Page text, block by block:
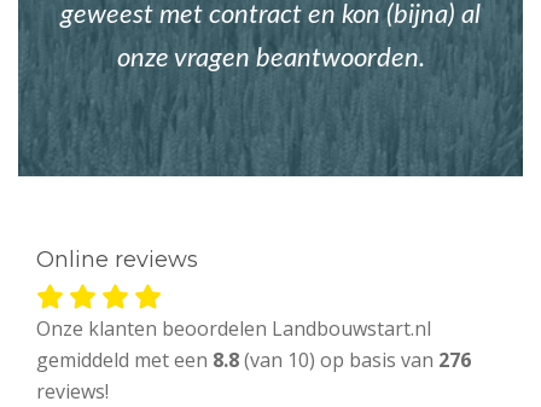
geweest met contract en kon (bijna) al
onze vragen beantwoorden.
Online reviews
Onze klanten beoordelen Landbouwstart.nl
gemiddeld met een 8.8(van 10) op basis van 276
reviews!